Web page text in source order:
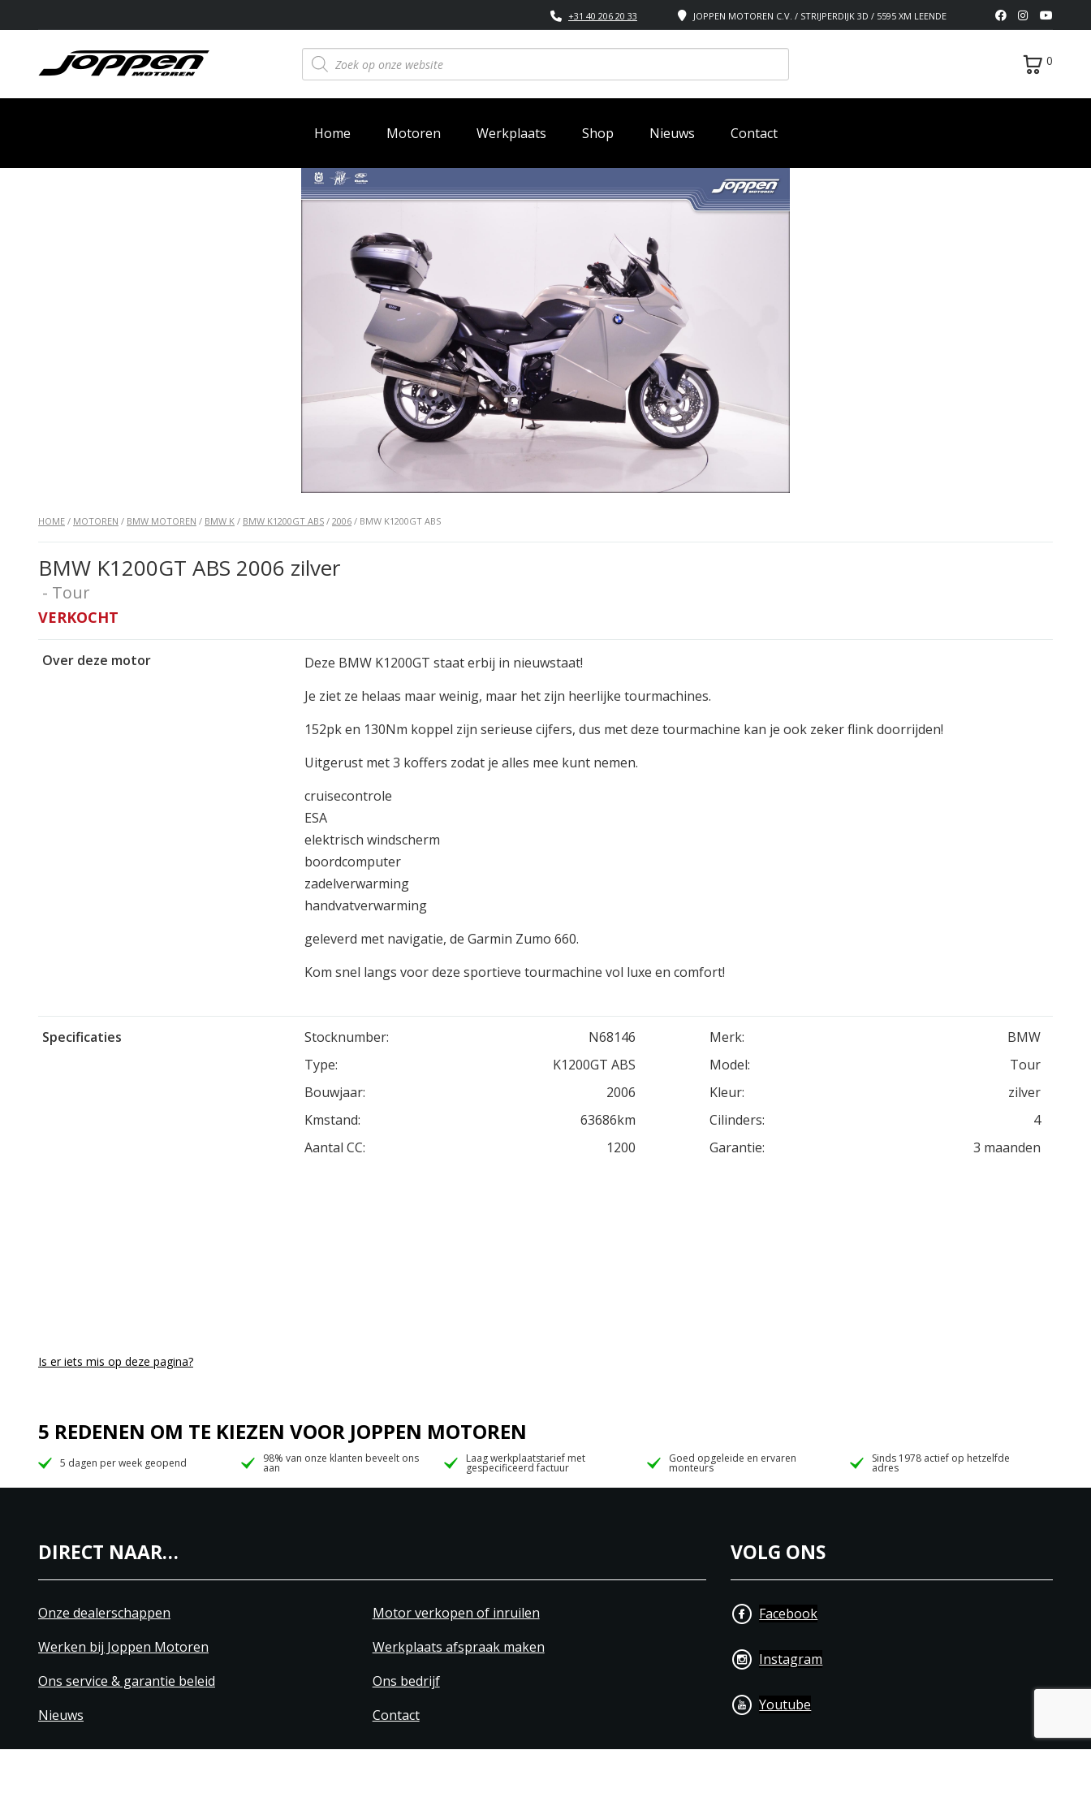
JOPPEN MOTOREN C.V. / STRIJPERDIJK 3D / 5595 XM LEENDE
+31 40 206 20 33
Producten
zoeken 0
Home Motoren Werkplaats Shop Nieuws Contact
HOME / MOTOREN / BMW MOTOREN / BMW K / BMW K1200GT ABS / 2006 / BMW K1200GT ABS
BMW K1200GT ABS 2006 zilver
- Tour
VERKOCHT
Over deze motor
Deze BMW K1200GT staat erbij in nieuwstaat!
Je ziet ze helaas maar weinig, maar het zijn heerlijke tourmachines.
152pk en 130Nm koppel zijn serieuse cijfers, dus met deze tourmachine kan je ook zeker flink doorrijden!
Uitgerust met 3 koffers zodat je alles mee kunt nemen.
cruisecontrole
ESA
elektrisch windscherm
boordcomputer
zadelverwarming
handvatverwarming
geleverd met navigatie, de Garmin Zumo 660.
Kom snel langs voor deze sportieve tourmachine vol luxe en comfort!
Specificaties Stocknumber: N68146 Merk:
BMW
Type:
K1200GT ABS Model:
Tour
Bouwjaar:
2006 Kleur:
zilver
Kmstand:
63686km Cilinders:
4
Aantal CC:
1200 Garantie: 3 maanden
Is er iets mis op deze pagina?
5 REDENEN OM TE KIEZEN VOOR JOPPEN MOTOREN
5 dagen per week geopend 98% van onze klanten beveelt ons
aan
Laag werkplaatstarief met
gespecificeerd factuur
Goed opgeleide en ervaren
monteurs
Sinds 1978 actief op hetzelfde
adres
DIRECT NAAR…
Onze dealerschappen
Motor verkopen of inruilen
Werken bij Joppen Motoren
Werkplaats afspraak maken
Ons service & garantie beleid
Ons bedrijf
Nieuws
Contact
VOLG ONS
Facebook
Instagram
Youtube